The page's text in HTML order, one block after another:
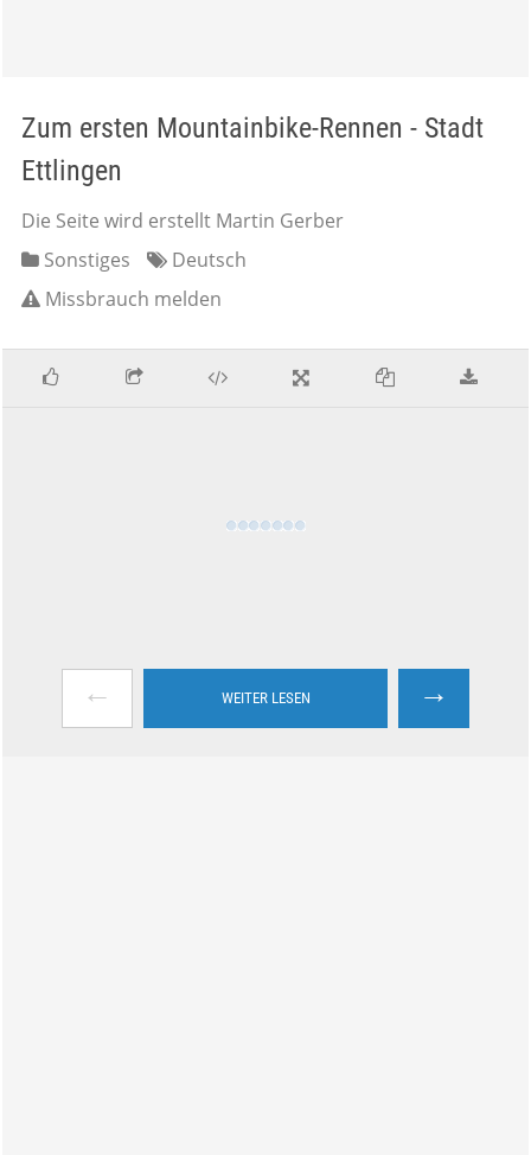
Zum ersten Mountainbike-Rennen - Stadt
Ettlingen
Die Seite wird erstellt Martin Gerber
Sonstiges
Deutsch
Missbrauch melden
← WEITER LESEN →